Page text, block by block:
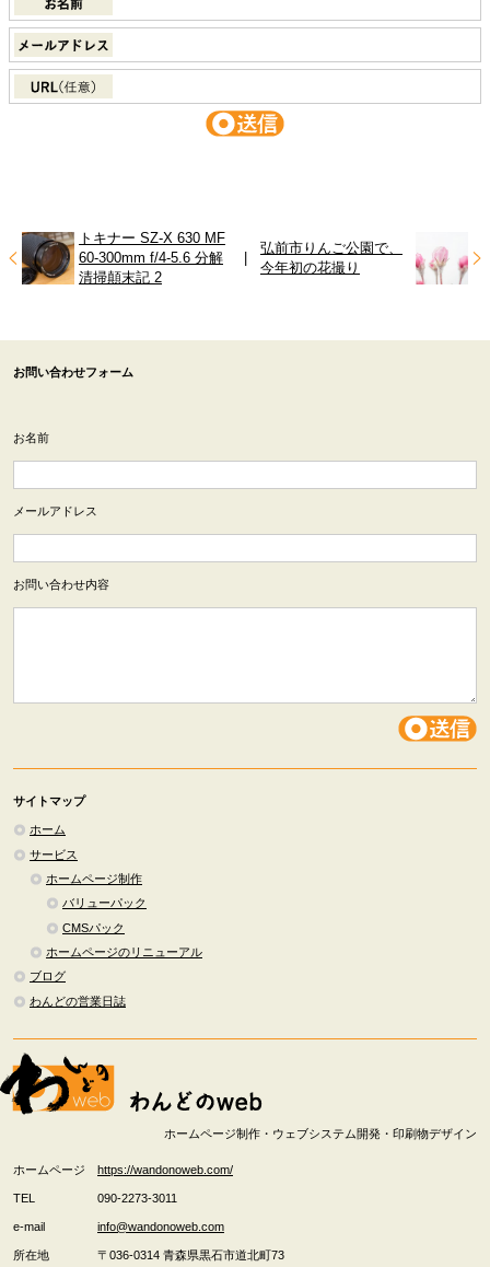
トキナー SZ-X 630 MF
60-300mm f/4-5.6 分解
清掃顛末記 2
弘前市りんご公園で、
今年初の花撮り
お問い合わせフォーム
お名前
メールアドレス
お問い合わせ内容
サイトマップ
ホーム
サービス
ホームページ制作
バリューパック
CMSパック
ホームページのリニューアル
ブログ
わんどの営業日誌
ホームページ制作・ウェブシステム開発・印刷物デザイン
ホームページ https://wandonoweb.com/
TEL 090-2273-3011
e-mail info@wandonoweb.com
所在地 〒036-0314 青森県黒石市道北町73